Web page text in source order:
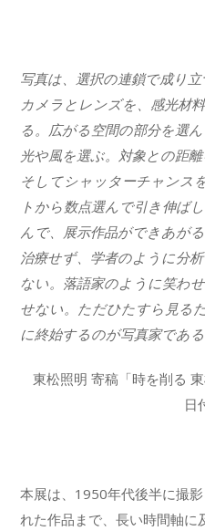
写真は、選択の連鎖で成り
カメラとレンズを、感光材
る。広がる空間の部分を選
光や風を選ぶ。対象との距
そしてシャッターチャンス
トから数点選んで引き伸ば
んで、展示作品ができあが
治療せず、学者のように分
ない。落語家のように笑わ
せない。ただひたすら見る
に終始するのが写真家である
東松照明 寄稿「時を削る
日
本展は、1950年代後半に撮
れた作品まで、長い時間軸に